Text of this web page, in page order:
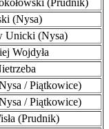
(Prudnik)
(Nysa)
Unicki (Nysa)
Wojdyła
/ Piątkowice)
/ Piątkowice)
(Prudnik)